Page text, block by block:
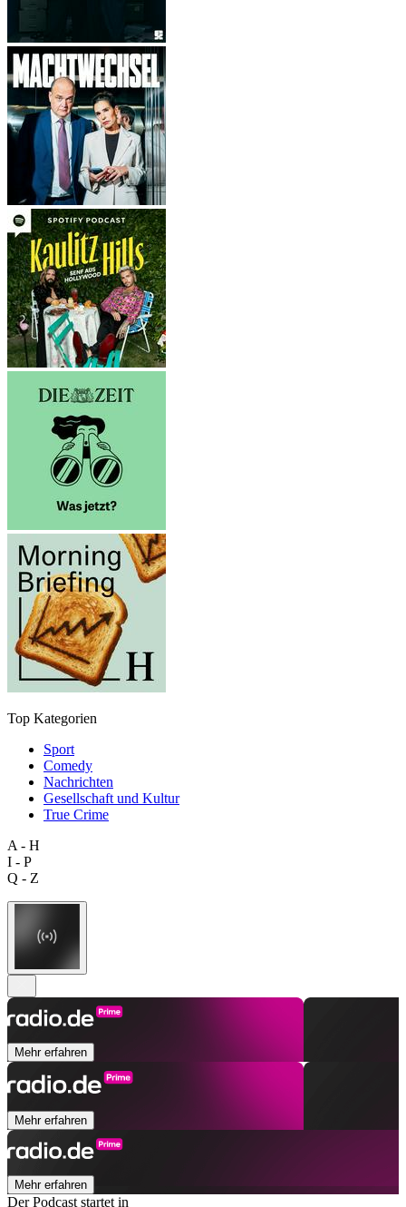
Top Kategorien
Sport
Comedy
Nachrichten
Gesellschaft und Kultur
True Crime
A - H
I - P
Q - Z
Mehr erfahren
Mehr erfahren
Mehr erfahren
Der Podcast startet in